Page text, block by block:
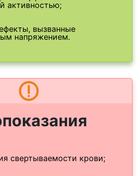
активностью;
вызванные
напряжением.
свертываемости крови;